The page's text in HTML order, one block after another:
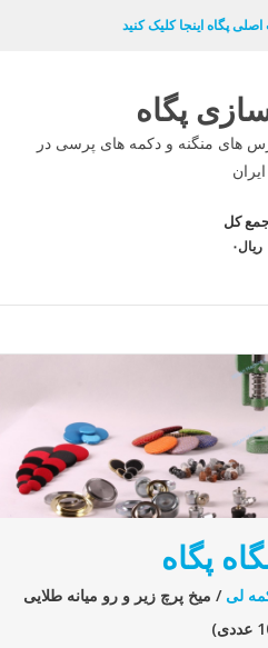
پگاه اینجا کلیک کنید
پگاه
پرس های منگنه و دکمه های پرسی در
ایران
کل
ریال۰
پگاه
لی / میخ پرچ زیر و رو میانه طلایی